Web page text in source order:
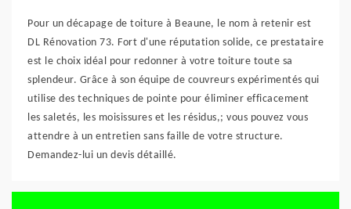
Pour un décapage de toiture à Beaune, le nom à retenir est
DL Rénovation 73. Fort d'une réputation solide, ce prestataire
est le choix idéal pour redonner à votre toiture toute sa
splendeur. Grâce à son équipe de couvreurs expérimentés qui
utilise des techniques de pointe pour éliminer efficacement
les saletés, les moisissures et les résidus,; vous pouvez vous
attendre à un entretien sans faille de votre structure.
Demandez-lui un devis détaillé.